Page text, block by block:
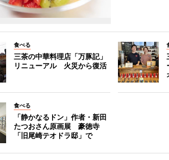
食べる
三茶の中華料理店「万豚記」
リニューアル 火災から復活
食べる
「静かなるドン」作者・新田
たつおさん原画展 豪徳寺
「旧尾崎テオドラ邸」で